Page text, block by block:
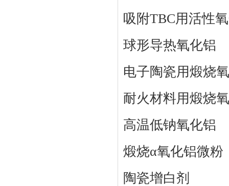
吸附TBC用活性
球形导热氧化铝
电子陶瓷用煅烧
耐火材料用煅烧
高温低钠氧化铝
煅烧α氧化铝微粉
陶瓷增白剂